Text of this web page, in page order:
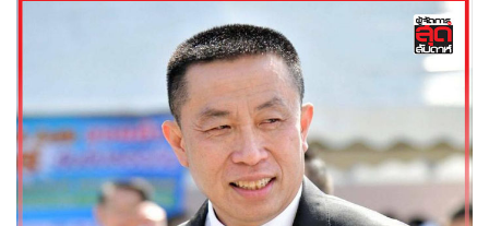
• ผู้จัดกวน
• Good health & Well-being
• Green Innovation & SD
• Management & HR